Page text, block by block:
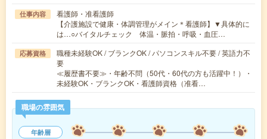
仕事内容
看護師・准看護師
【介護施設で健康・体調管理がメイン＊看護師】▼具体的に
は…○バイタルチェック 体温・脈拍・呼吸・血圧…
応募資格
職種未経験OK / ブランクOK / パソコンスキル不要 / 英語力不
要
≪履歴書不要≫・年齢不問（50代・60代の方も活躍中！）・
未経験OK・ブランクOK・看護師資格（准看…
職場の雰囲気
年齢層